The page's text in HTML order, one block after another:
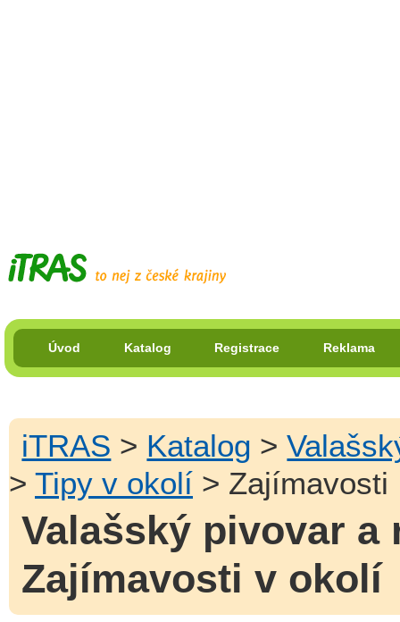
Úvod Katalog Registrace Reklama
iTRAS > Katalog >
> Tipy v okolí > Zajímavosti
Valašský pivovar a
Zajímavosti v okolí